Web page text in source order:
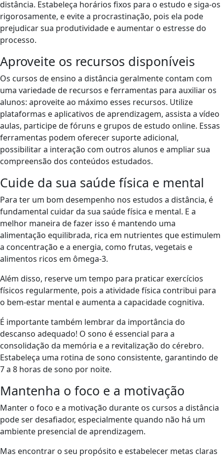
distância. Estabeleça horários fixos para o estudo e siga-os
rigorosamente, e evite a procrastinação, pois ela pode
prejudicar sua produtividade e aumentar o estresse do
processo.
Aproveite os recursos disponíveis
Os cursos de ensino a distância geralmente contam com
uma variedade de recursos e ferramentas para auxiliar os
alunos: aproveite ao máximo esses recursos. Utilize
plataformas e aplicativos de aprendizagem, assista a vídeo
aulas, participe de fóruns e grupos de estudo online. Essas
ferramentas podem oferecer suporte adicional,
possibilitar a interação com outros alunos e ampliar sua
compreensão dos conteúdos estudados.
Cuide da sua saúde física e mental
Para ter um bom desempenho nos estudos a distância, é
fundamental cuidar da sua saúde física e mental. E a
melhor maneira de fazer isso é mantendo uma
alimentação equilibrada, rica em nutrientes que estimulem
a concentração e a energia, como frutas, vegetais e
alimentos ricos em ômega-3.
Além disso, reserve um tempo para praticar exercícios
físicos regularmente, pois a atividade física contribui para
o bem-estar mental e aumenta a capacidade cognitiva.
É importante também lembrar da importância do
descanso adequado! O sono é essencial para a
consolidação da memória e a revitalização do cérebro.
Estabeleça uma rotina de sono consistente, garantindo de
7 a 8 horas de sono por noite.
Mantenha o foco e a motivação
Manter o foco e a motivação durante os cursos a distância
pode ser desafiador, especialmente quando não há um
ambiente presencial de aprendizagem.
Mas encontrar o seu propósito e estabelecer metas claras